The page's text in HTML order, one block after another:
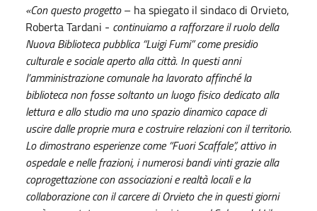
«Con questo progetto– ha spiegato il sindaco di Orvieto,
Roberta Tardani - continuiamo a rafforzare il ruolo della
Nuova Biblioteca pubblica “Luigi Fumi” come presidio
culturale e sociale aperto alla città. In questi anni
l’amministrazione comunale ha lavorato affinché la
biblioteca non fosse soltanto un luogo fisico dedicato alla
lettura e allo studio ma uno spazio dinamico capace di
uscire dalle proprie mura e costruire relazioni con il territorio.
Lo dimostrano esperienze come “Fuori Scaffale”, attivo in
ospedale e nelle frazioni, i numerosi bandi vinti grazie alla
coprogettazione con associazioni e realtà locali e la
collaborazione con il carcere di Orvieto che in questi giorni